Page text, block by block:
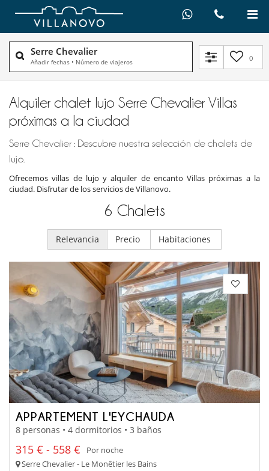
Serre Chevalier
Añadir fechas • Número de viajeros 0
Alquiler chalet lujo Serre Chevalier Villas
próximas a la ciudad
Serre Chevalier : Descubre nuestra selección de chalets de
lujo.
Ofrecemos villas de lujo y alquiler de encanto Villas próximas a la
ciudad. Disfrutar de los servicios de Villanovo.
6 Chalets
Relevancia Precio Habitaciones
APPARTEMENT L'EYCHAUDA
8 personas • 4 dormitorios • 3 baños
315 € - 558 €
Por noche
Serre Chevalier - Le Monêtier les Bains